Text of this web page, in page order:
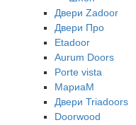
Двери Zadoor
Двери Про
Etadoor
Aurum Doors
Porte vista
МариаМ
Двери Triadoors
Doorwood